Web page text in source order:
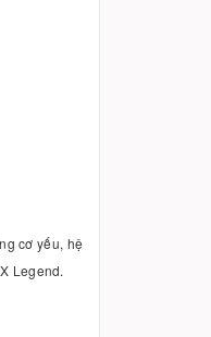
cơ yếu, hệ
Legend.